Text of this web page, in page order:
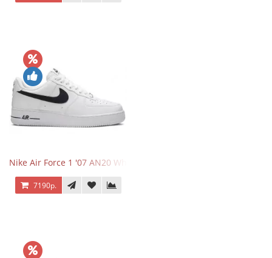
Nike Air Force 1 '07 AN20 White Black
7190р.